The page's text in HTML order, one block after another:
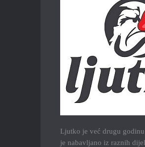
Ljutko je već drugu
je nabavljano iz raznih